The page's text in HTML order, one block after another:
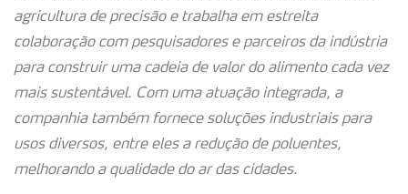
agricultura de precisão e trabalha em estreita
colaboração com pesquisadores e parceiros da indústria
para construir uma cadeia de valor do alimento cada vez
mais sustentável. Com uma atuação integrada, a
companhia também fornece soluções industriais para
usos diversos, entre eles a redução de poluentes,
melhorando a qualidade do ar das cidades.